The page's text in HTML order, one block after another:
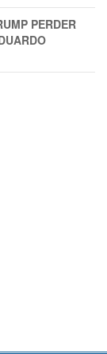
PERDER